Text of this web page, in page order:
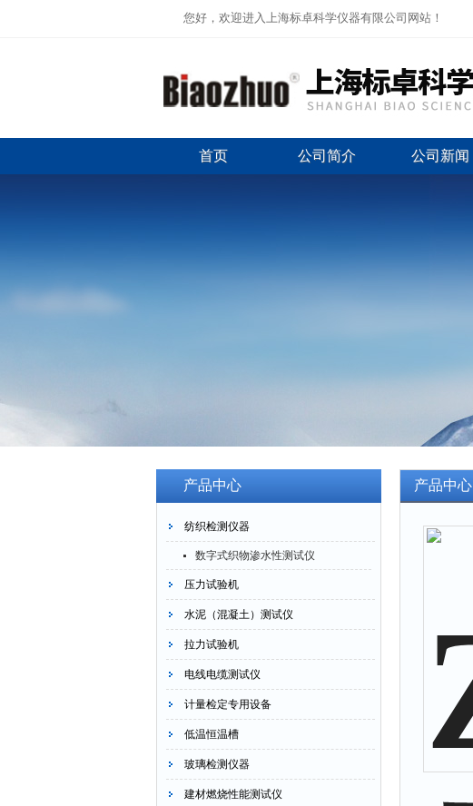
您好，欢迎进入上海标卓科学仪器有限公司网站！
首页 公司简介 公司新闻
产品中心
纺织检测仪器
数字式织物渗水性测试仪
压力试验机
水泥（混凝土）测试仪
拉力试验机
电线电缆测试仪
计量检定专用设备
低温恒温槽
玻璃检测仪器
建材燃烧性能测试仪
产品中心